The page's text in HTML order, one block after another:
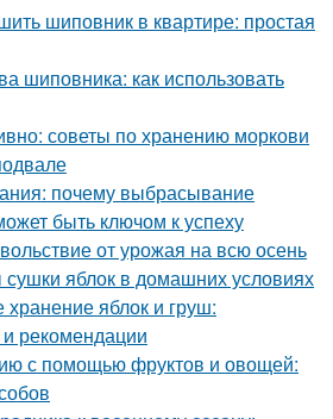
шиповник в квартире: простая
шиповника: как использовать
советы по хранению моркови
почему выбрасывание
быть ключом к успеху
от урожая на всю осень
яблок в домашних условиях
яблок и груш:
и рекомендации
с помощью фруктов и овощей: